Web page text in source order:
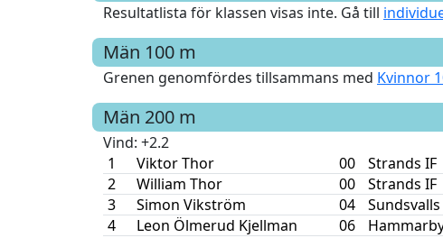
Resultatlista för klassen visas inte. Gå till
Män 100 m
Grenen genomfördes tillsammans med Kvinnor
Män 200 m
Vind: +2.2
1
Viktor Thor 00 Strands IF
2
William Thor 00 Strands IF
3
Simon Vikström 04 Sundsvalls
4
Leon Ölmerud Kjellman 06